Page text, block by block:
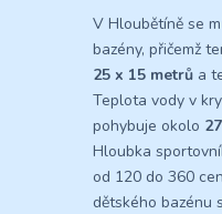
V Hloubětíně se
bazény, přičemž
25 x 15 metrů a
Teplota vody v
pohybuje okolo
Hloubka
od 120 do 360
dětského bazénu